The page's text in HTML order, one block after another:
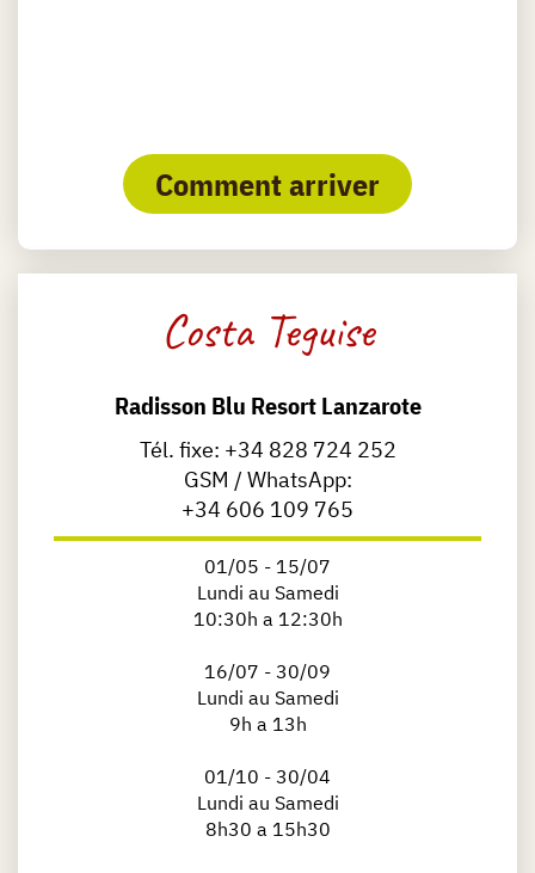
Comment arriver
Costa Teguise
Radisson Blu Resort Lanzarote
Tél. fixe: +34 828 724 252
GSM / WhatsApp:
+34 606 109 765
01/05 - 15/07
Lundi au Samedi
10:30h a 12:30h
16/07 - 30/09
Lundi au Samedi
9h a 13h
01/10 - 30/04
Lundi au Samedi
8h30 a 15h30